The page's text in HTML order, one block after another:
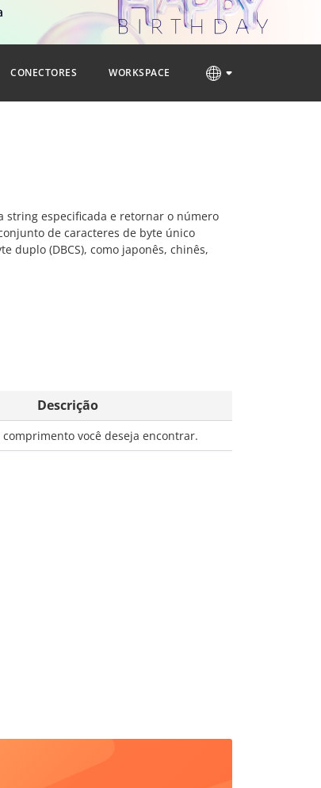
CONECTORES WORKSPACE
string especificada e retornar o número
de caracteres de byte único
duplo (DBCS), como japonês, chinês,
Descrição
comprimento você deseja encontrar.